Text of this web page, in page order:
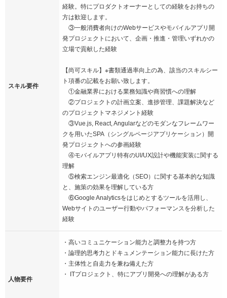
スキル要件
経験。特にプロダクトオーナーとしての経験をお持ちの
方は歓迎します。
③一般消費者向けのWebサービスやモバイルアプリ開
発プロジェクトにおいて、企画・推進・管理いずれかの
立場で貢献した経験
【尚可スキル】※書類通過率向上の為、該当のスキルシー
ト項番の記載をお願い致します。
①金融業界における業務知識や商習慣への理解
②プロジェクトの計画立案、進捗管理、課題解決など
のプロジェクトマネジメント経験
③Vue.js, React, Angularなどのモダンなフレームワー
クを用いたSPA（シングルページアプリケーション）開
発プロジェクトへの参画経験
④モバイルアプリ特有のUI/UX設計や機能実装に関する
理解
⑤検索エンジン最適化（SEO）に関する基本的な知識
と、施策の効果を理解している方
⑥Google Analyticsをはじめとするツールを活用し、
Webサイトのユーザー行動やパフォーマンスを分析した
経験
人物要件
・高いコミュニケーション能力と調整力を持つ方
・論理的思考力とドキュメンテーション能力に長けた方
・主体性と自走力を兼ね備えた方
・ ITプロジェクト、特にアプリ開発への理解がある方